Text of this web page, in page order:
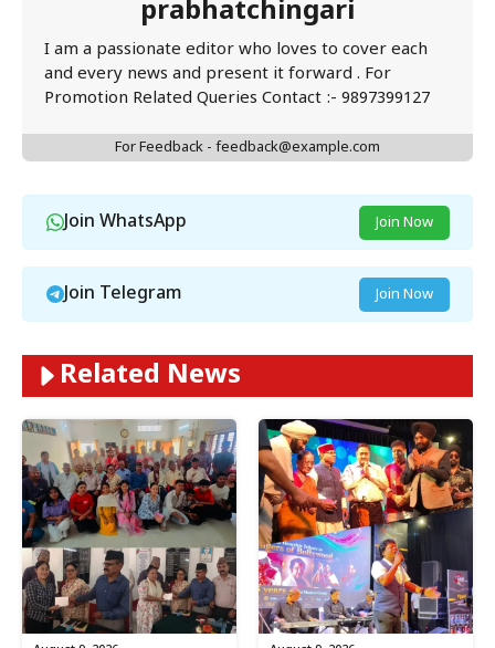
prabhatchingari
I am a passionate editor who loves to cover each
and every news and present it forward . For
Promotion Related Queries Contact :- 9897399127
For Feedback - feedback@example.com
Join WhatsApp Join Now
Join Telegram Join Now
Related News